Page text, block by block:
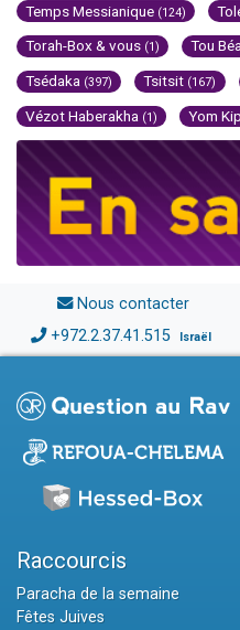
Temps Messianique (124)
Torah-Box & vous (1) Tou
Tsédaka (397) Tsitsit (167)
Vézot Haberakha (1) Yom
Nous contacter
+972.2.37.41.515 Israël
Raccourcis
Paracha de la semaine
Fêtes Juives